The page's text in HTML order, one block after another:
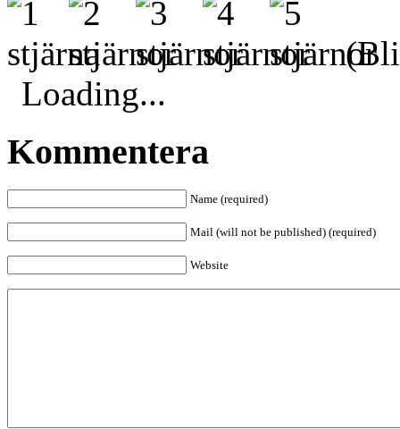
(Bli
Loading...
Kommentera
Name (required)
Mail (will not be published) (required)
Website